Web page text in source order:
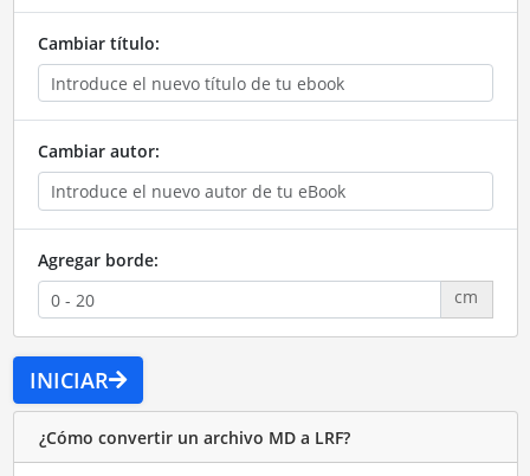
Cambiar título:
Cambiar autor:
Agregar borde:
cm
INICIAR
¿Cómo convertir un archivo MD a LRF?